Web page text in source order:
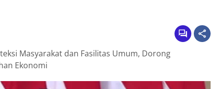
Masyarakat dan Fasilitas Umum, Dorong
Ekonomi